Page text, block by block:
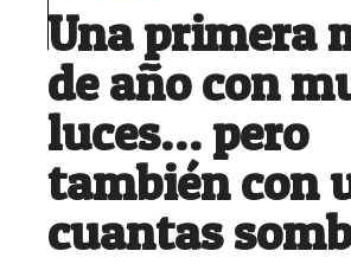
Una primera
de año con
luces… pero
también con
cuantas